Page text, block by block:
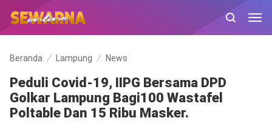
Beranda Lampung News
Peduli Covid-19, IIPG Bersama DPD
Golkar Lampung Bagi100 Wastafel
Poltable Dan 15 Ribu Masker.